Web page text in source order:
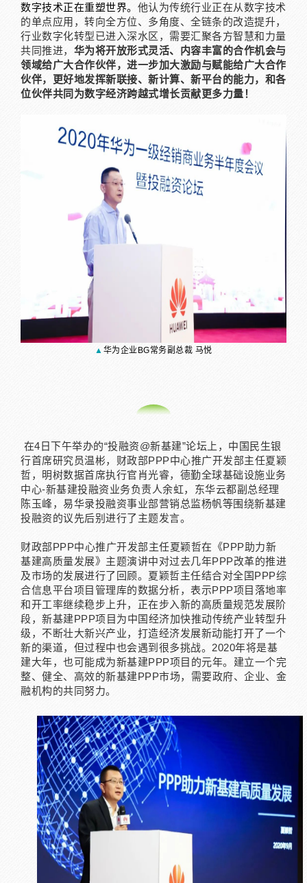
数字技术正在重塑世界。 他认为传统行业正在从数字技术
的单点应用，转向全方位、多角度、全链条的改造提升，
行业数字化转型已进入深水区，需要汇聚各方智慧和力量
共同推进， 华为将开放形式灵活、内容丰富的合作机会与
领域给广大合作伙伴，进一步加大激励与赋能给广大合作
伙伴，更好地发挥新联接、新计算、新平台的能力，和各
位伙伴共同为数字经济跨越式增长贡献更多力量！
▲ 华为企业BG常务副总裁 马悦
在4日下午举办的“投融资@新基建”论坛上，中国民生银
行首席研究员温彬，财政部PPP中心推广开发部主任夏颖
哲，明树数据首席执行官肖光睿，德勤全球基础设施业务
中心-新基建投融资业务负责人余虹，
东华云都副总经理
陈玉峰，易华录投融资事业部营销总监杨帆等围绕新基建
投融资的议先后别进行了主题发言。
财政部PPP中心推广开发部主任夏颖哲在《PPP助力新
基建高质量发展》主题演讲中对过去几年PPP改革的推进
及市场的发展进行了回顾。 夏颖哲主任结合对全国PPP综
合信息平台项目管理库的数据分析， 表示PPP项目落地率
和开工率继续稳步上升，正在步入新的高质量规范发展阶
段，新基建PPP项目为中国经济加快推动传统产业转型升
级，不断壮大新兴产业，打造经济发展新动能打开了一个
新的渠道，但过程中也会遇到很多挑战。2020年将是基
建大年，也可能成为新基建PPP项目的元年。建立一个完
整、健全、高效的新基建PPP市场，需要政府、企业、金
融机构的共同努力。